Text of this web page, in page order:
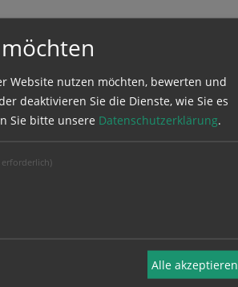
und
Website nutzen möchten, bewerten und
deaktivieren Sie die Dienste, wie Sie es
Sie bitte unsere Datenschutzerklärung.
erforderlich)
Alle akzeptieren